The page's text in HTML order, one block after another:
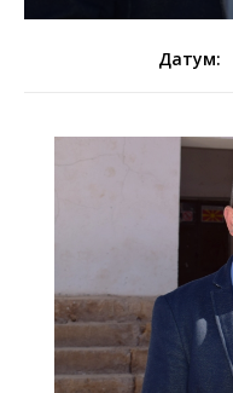
Датум: